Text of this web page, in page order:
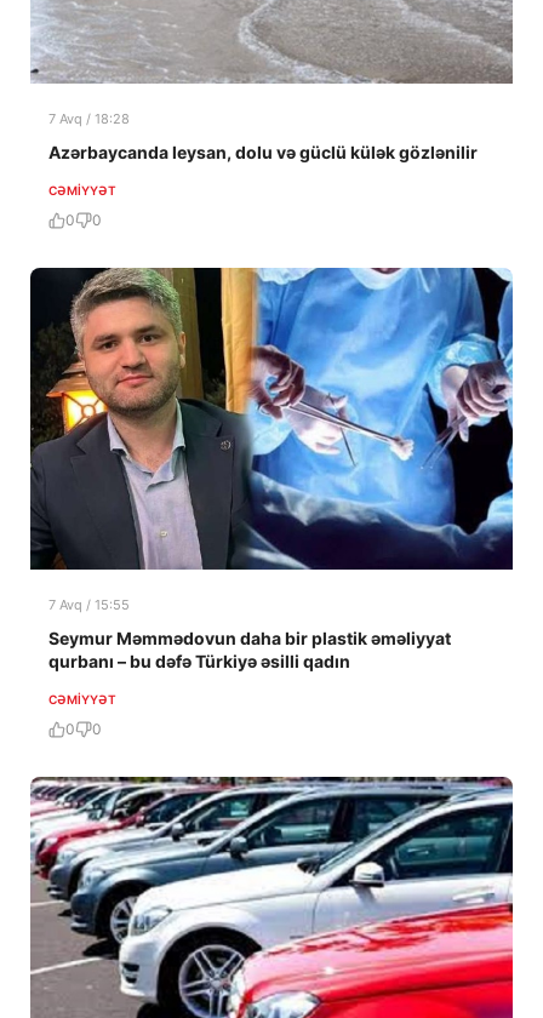
7 Avq / 18:28
Azərbaycanda leysan, dolu və güclü külək gözlənilir
CƏMIYYƏT
0 0
7 Avq / 15:55
Seymur Məmmədovun daha bir plastik əməliyyat
qurbanı – bu dəfə Türkiyə əsilli qadın
CƏMIYYƏT
0 0